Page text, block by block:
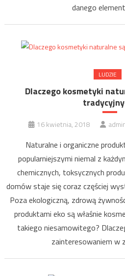
danego
LUDZIE
Dlaczego kosmetyki
16 kwietnia, 2018
Naturalne i organiczne
popularniejszymi niemal z
chemicznych, toksycznych
domów staje się coraz częściej
Poza ekologiczną, zdrową
produktami eko są właśnie
takiego niesamowitego?
zainteresowaniem w